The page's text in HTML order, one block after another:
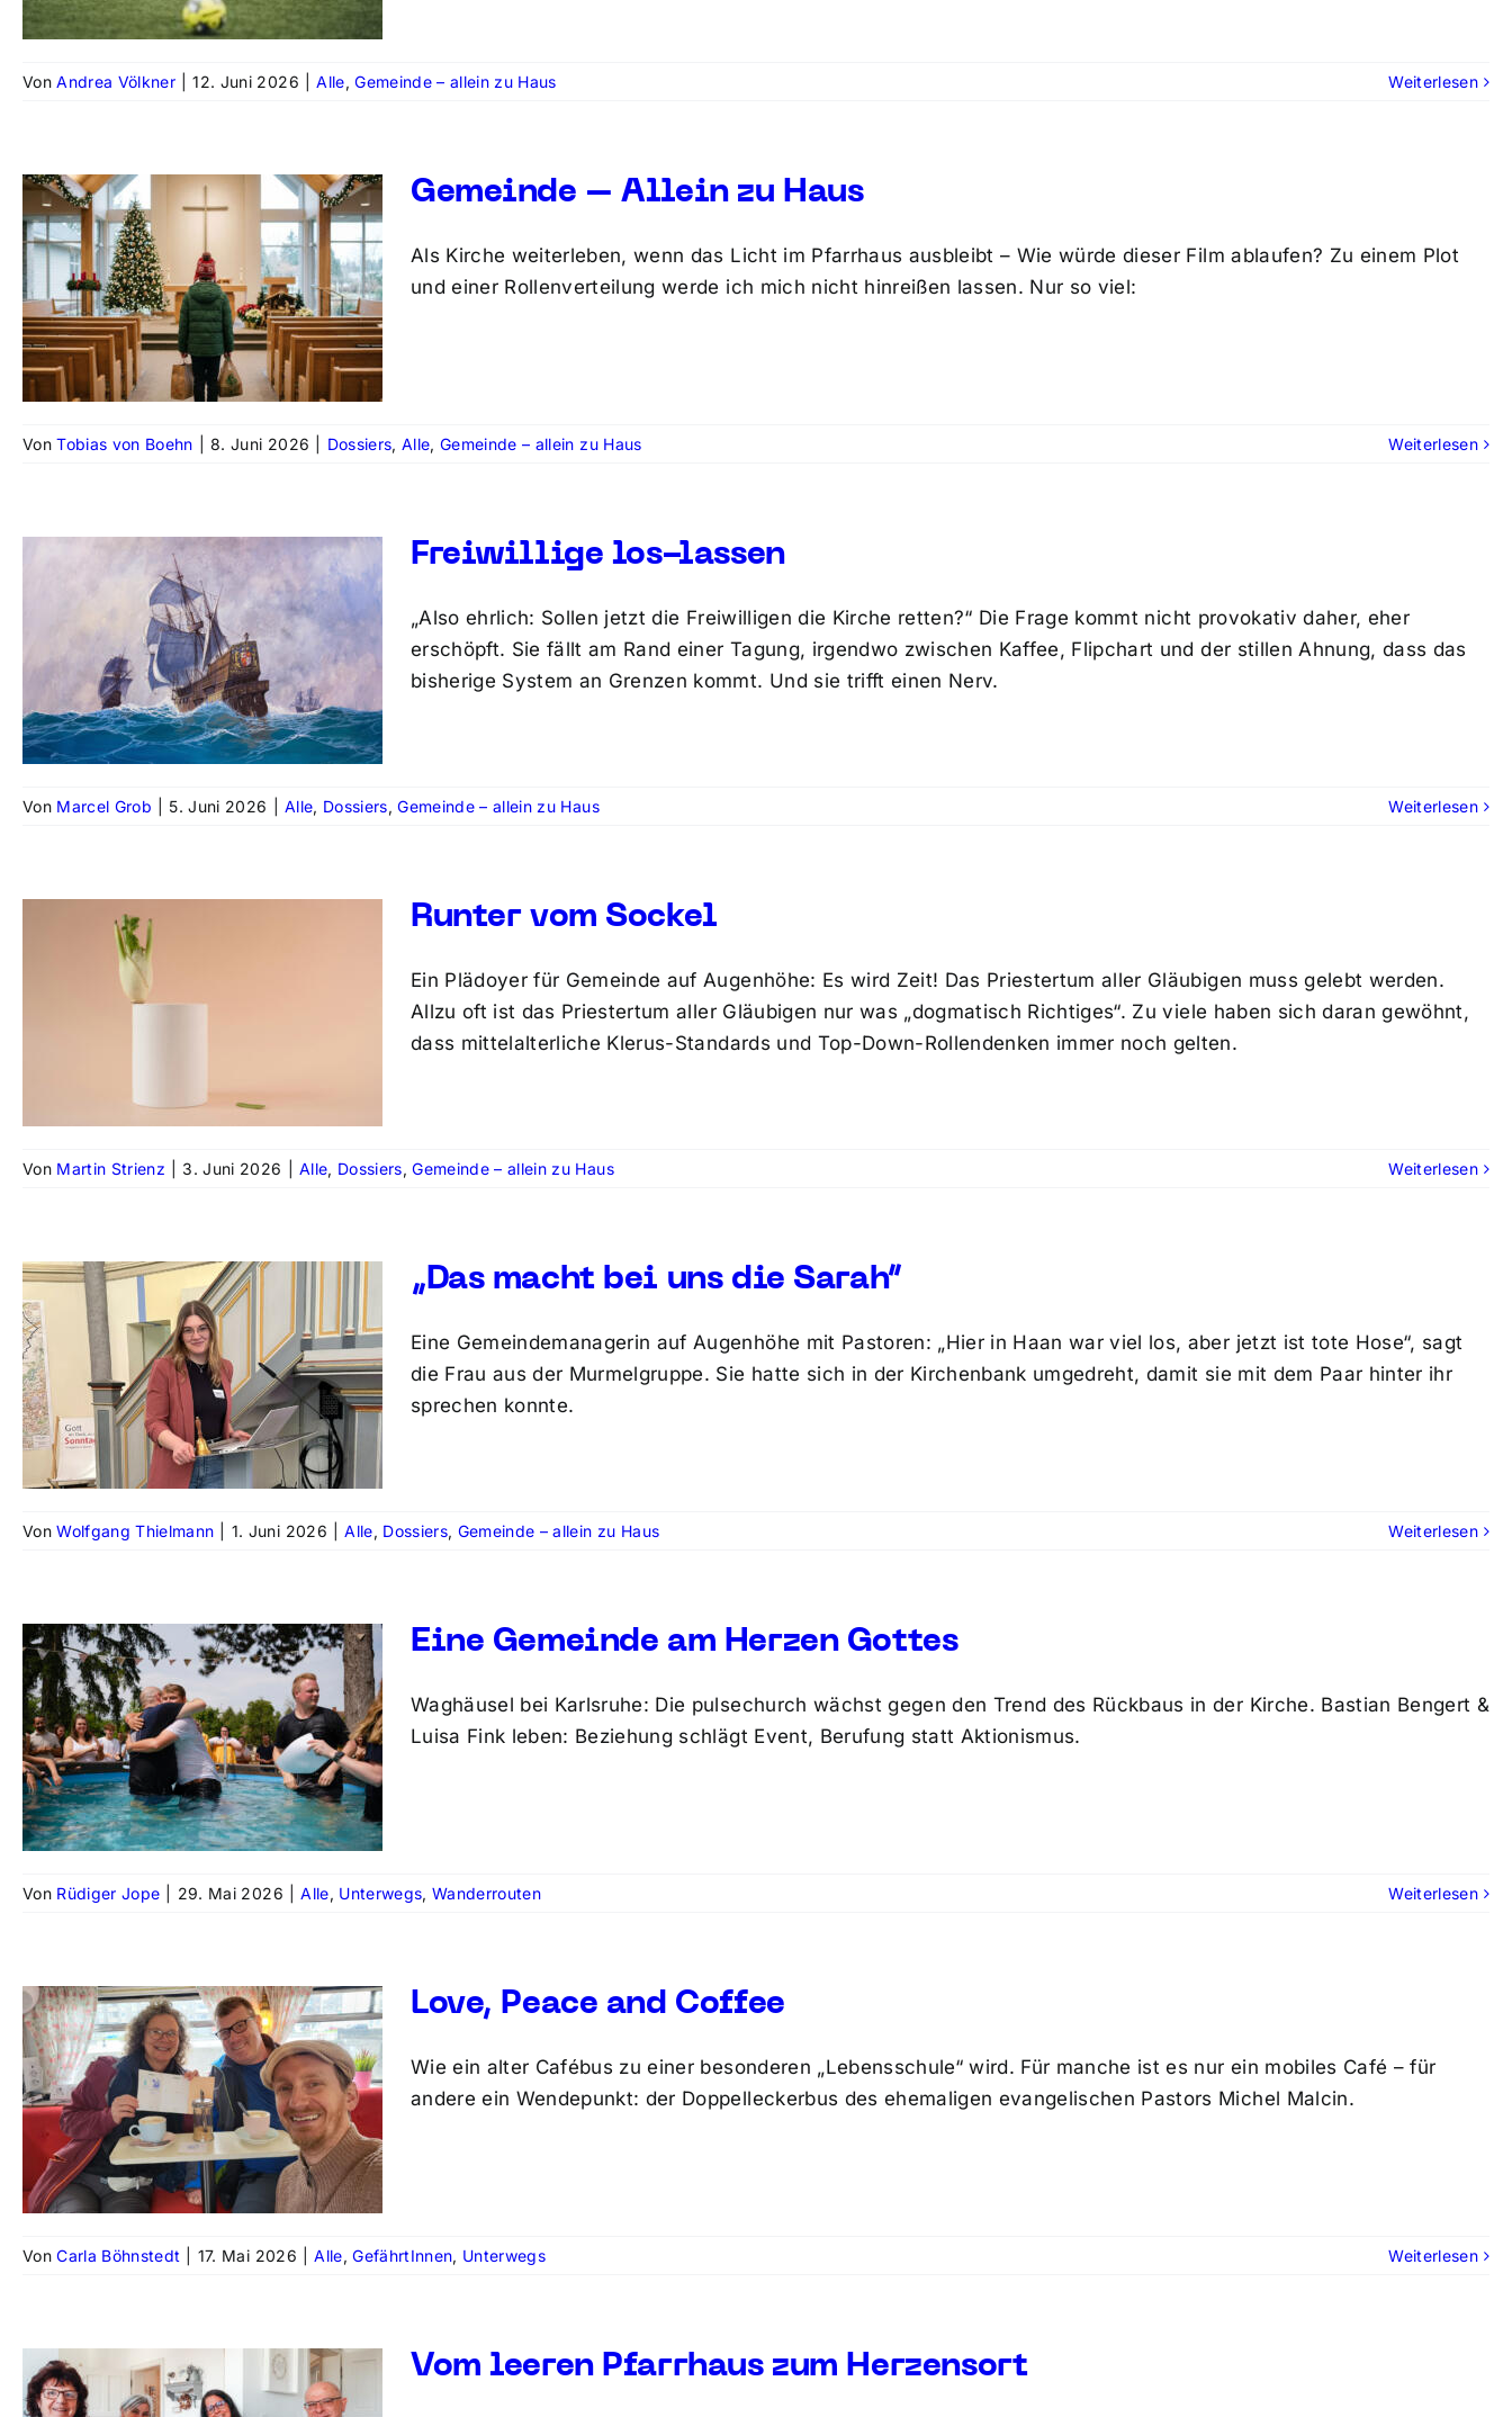
VonAndrea Völkner 12. Juni 2026 Alle,Gemeinde – allein zu Haus Weiterlesen
Gemeinde – Allein zu Haus
Als Kirche weiterleben, wenn das Licht im Pfarrhaus ausbleibt – Wie würde dieser Film ablaufen? Zu einem Plot
und einer Rollenverteilung werde ich mich nicht hinreißen lassen. Nur so viel:
VonTobias von Boehn 8. Juni 2026 Dossiers, Alle,Gemeinde – allein zu Haus Weiterlesen
Freiwillige los-lassen
„Also ehrlich: Sollen jetzt die Freiwilligen die Kirche retten?“ Die Frage kommt nicht provokativ daher, eher
erschöpft. Sie fällt am Rand einer Tagung, irgendwo zwischen Kaffee, Flipchart und der stillen Ahnung, dass das
bisherige System an Grenzen kommt. Und sie trifft einen Nerv.
Von Marcel Grob 5. Juni 2026 Alle, Dossiers,Gemeinde – allein zu Haus Weiterlesen
Runter vom Sockel
Ein Plädoyer für Gemeinde auf Augenhöhe: Es wird Zeit! Das Priestertum aller Gläubigen muss gelebt werden.
Allzu oft ist das Priestertum aller Gläubigen nur was „dogmatisch Richtiges“. Zu viele haben sich daran gewöhnt,
dass mittelalterliche Klerus-Standards und Top-Down-Rollendenken immer noch gelten.
Von Martin Strienz 3. Juni 2026 Alle, Dossiers,Gemeinde – allein zu Haus Weiterlesen
„Das macht bei uns die Sarah“
Eine Gemeindemanagerin auf Augenhöhe mit Pastoren: „Hier in Haan war viel los, aber jetzt ist tote Hose“, sagt
die Frau aus der Murmelgruppe. Sie hatte sich in der Kirchenbank umgedreht, damit sie mit dem Paar hinter ihr
sprechen konnte.
VonWolfgang Thielmann 1. Juni 2026 Alle, Dossiers, Gemeinde – allein zu Haus Weiterlesen
Eine Gemeinde am Herzen Gottes
Waghäusel bei Karlsruhe: Die pulsechurch wächst gegen den Trend des Rückbaus in der Kirche. Bastian Bengert &
Luisa Fink leben: Beziehung schlägt Event, Berufung statt Aktionismus.
Von Rüdiger Jope 29. Mai 2026 Alle, Unterwegs,Wanderrouten Weiterlesen
Love, Peace and Coffee
Wie ein alter Cafébus zu einer besonderen „Lebensschule“ wird. Für manche ist es nur ein mobiles Café – für
andere ein Wendepunkt: der Doppelleckerbus des ehemaligen evangelischen Pastors Michel Malcin.
VonCarla Böhnstedt 17. Mai 2026 Alle,GefährtInnen, Unterwegs Weiterlesen
Vom leeren Pfarrhaus zum Herzensort